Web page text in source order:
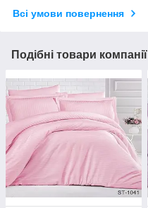
Всі умови повернення
Подібні товари компанії